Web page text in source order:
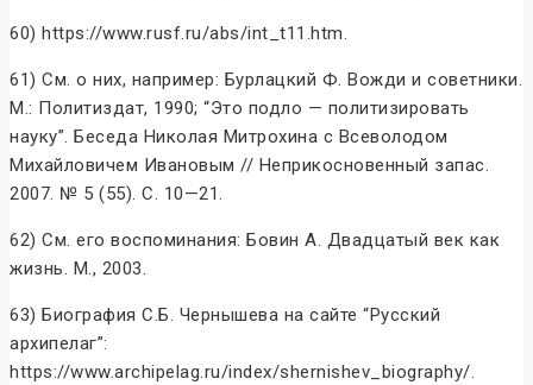
60) https://www.rusf.ru/abs/int_t11.htm.
61) См. о них, например: Бурлацкий Ф. Вожди и советники.
М.: Политиздат, 1990; “Это подло — политизировать
науку”. Беседа Николая Митрохина с Всеволодом
Михайловичем Ивановым // Неприкосновенный запас.
2007. № 5 (55). С. 10—21.
62) См. его воспоминания: Бовин А. Двадцатый век как
жизнь. М., 2003.
63) Биография С.Б. Чернышева на сайте “Русский
архипелаг”:
https://www.archipelag.ru/index/shernishev_biography/.